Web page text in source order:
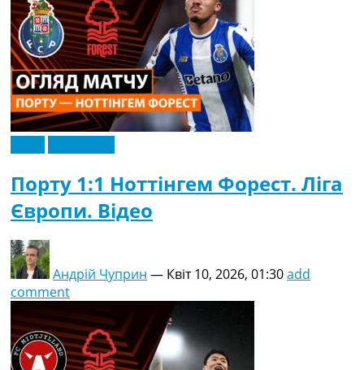
Порту 1:1 Ноттінгем Форест. Ліга
Європи. Відео
Андрій Чуприн — Квіт 10, 2026, 01:30add
comment